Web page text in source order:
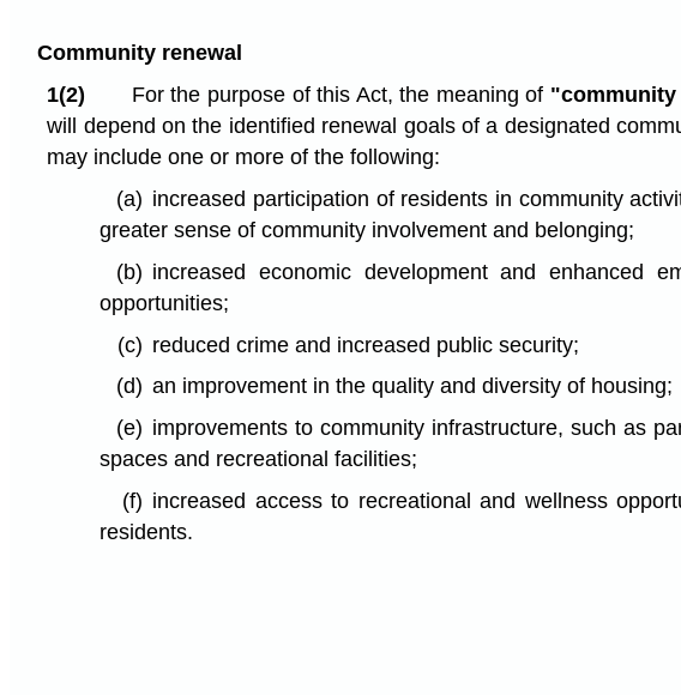
Community renewal
1(2)
For the purpose of this Act, the meaning of
will depend on the identified renewal goals of a designated
may include one or more of the following:
(a) increased participation of residents in community
greater sense of community involvement and belonging;
(b) increased economic development and enhanced
opportunities;
(c) reduced crime and increased public security;
(d) an improvement in the quality and diversity of housing;
(e) improvements to community infrastructure, such as
spaces and recreational facilities;
(f) increased access to recreational and wellness
residents.